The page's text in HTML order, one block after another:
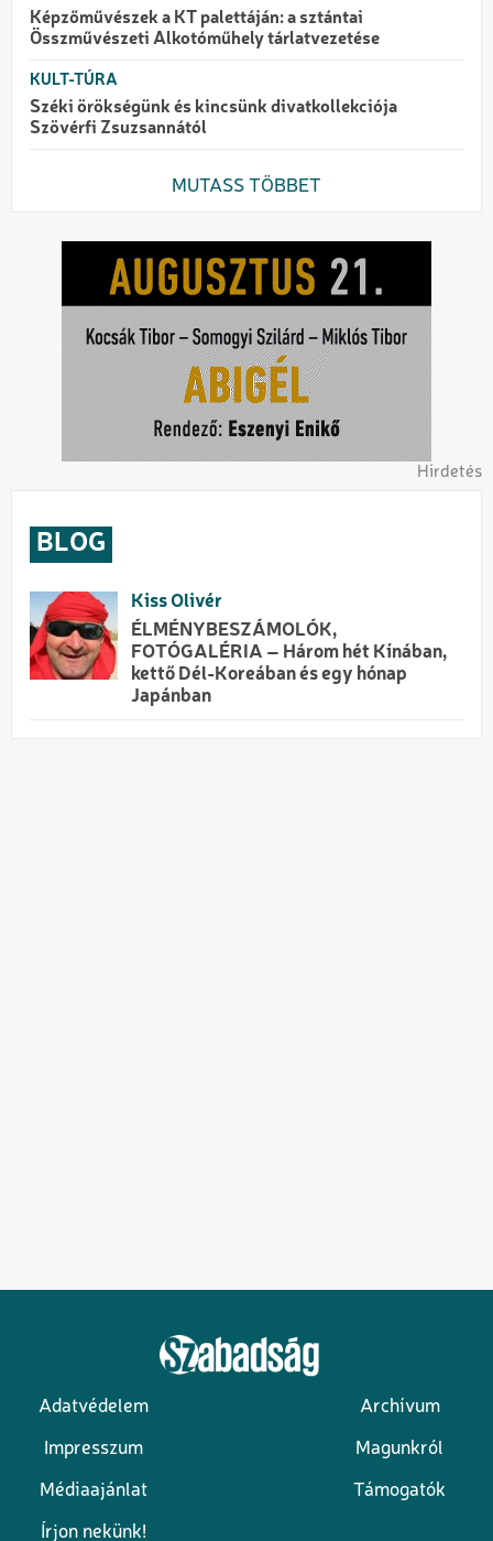
Képzőművészek a KT palettáján: a sztántai
Összművészeti Alkotóműhely tárlatvezetése
KULT-TÚRA
Széki örökségünk és kincsünk divatkollekciója
Szövérfi Zsuzsannától
MUTASS TÖBBET
Hirdetés
BLOG
Kiss Olivér
ÉLMÉNYBESZÁMOLÓK,
FOTÓGALÉRIA – Három hét Kínában,
kettő Dél-Koreában és egy hónap
Japánban
Lábléc
Adatvédelem Archívum
Impresszum Magunkról
Médiaajánlat Támogatók
Írjon nekünk!